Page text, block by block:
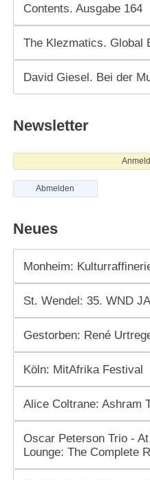
Contents. Ausgabe 164
The Klezmatics. Global
David Giesel. Bei der
Newsletter
Abmelden
Neues
Monheim:
St. Wendel: 35. WND
Gestorben: René
Köln: MitAfrika Festival
Alice Coltrane: Ashram
Oscar Peterson Trio -
Lounge: The Complete